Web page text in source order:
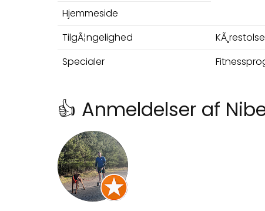
Hjemmeside
TilgÃ¦ngelighed
Specialer
👍 Anmeldelser af